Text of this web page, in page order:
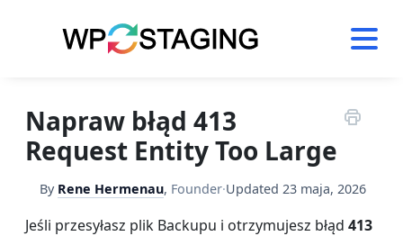
Napraw błąd 413
Request Entity Too Large
By Rene Hermenau, Founder·Updated 23 maja, 2026
Jeśli przesyłasz plik Backupu i otrzymujesz błąd 413